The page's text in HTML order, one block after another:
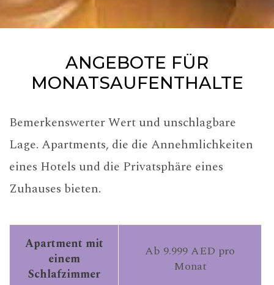
ANGEBOTE FÜR
MONATSAUFENTHALTE
Bemerkenswerter Wert und unschlagbare
Lage. Apartments, die die Annehmlichkeiten
eines Hotels und die Privatsphäre eines
Zuhauses bieten.
Apartment mit
einem
Schlafzimmer
Ab 9.999 AED pro
Monat